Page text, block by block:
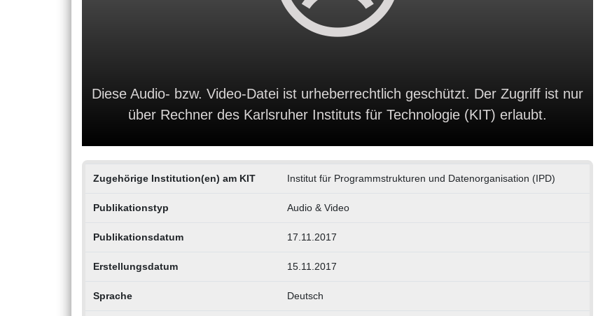
Diese Audio- bzw. Video-Datei ist urheberrechtlich geschützt. Der Zugriff ist nur
über Rechner des Karlsruher Instituts für Technologie (KIT) erlaubt.
Zugehörige Institution(en) am KIT Institut für Programmstrukturen und Datenorganisation (IPD)
Publikationstyp Audio & Video
Publikationsdatum 17.11.2017
Erstellungsdatum 15.11.2017
Sprache Deutsch